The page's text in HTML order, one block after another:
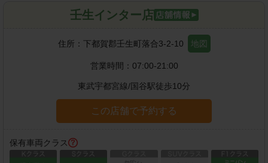
壬生インター店
住所： 下都賀郡壬生町落合3-2-10 地図
営業時間： 07:00-21:00
東武宇都宮線/国谷駅徒歩10分
この店舗で予約する
保有車両クラス